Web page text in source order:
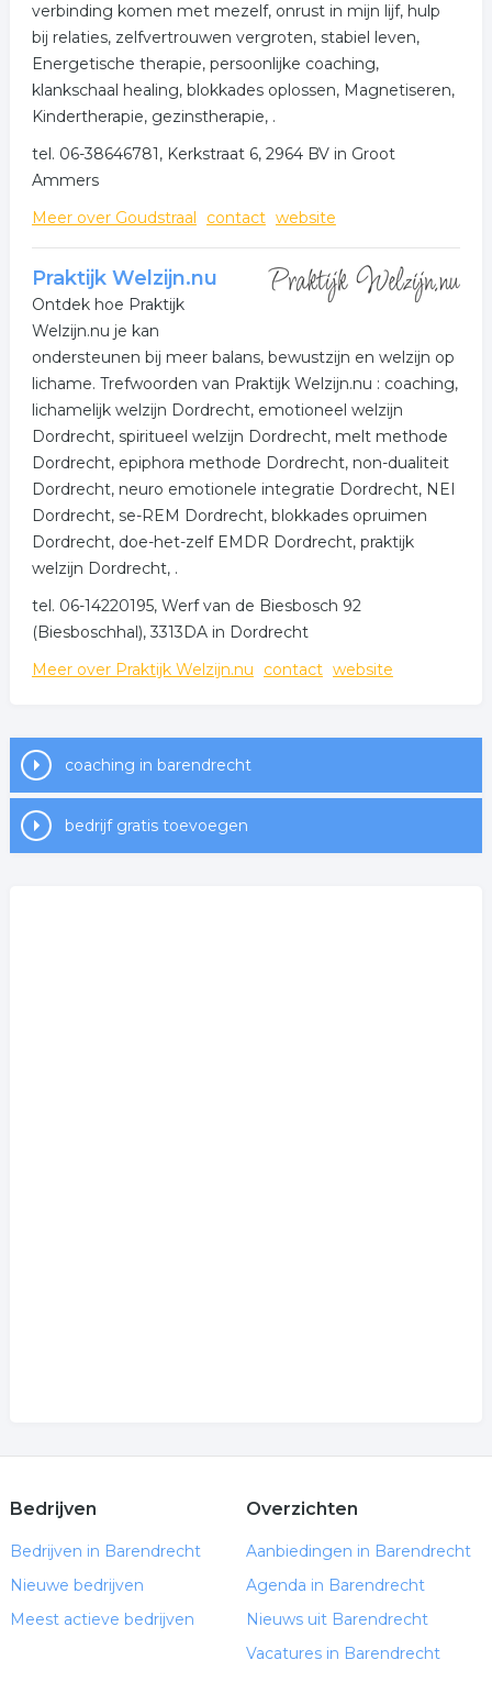
verbinding komen met mezelf, onrust in mijn lijf, hulp
bij relaties, zelfvertrouwen vergroten, stabiel leven,
Energetische therapie, persoonlijke coaching,
klankschaal healing, blokkades oplossen, Magnetiseren,
Kindertherapie, gezinstherapie, .
tel. 06-38646781, Kerkstraat 6, 2964 BV in Groot
Ammers
Meer over Goudstraal
contact website
Praktijk Welzijn.nu
Ontdek hoe Praktijk
Welzijn.nu je kan
ondersteunen bij meer balans, bewustzijn en welzijn op
lichame. Trefwoorden van Praktijk Welzijn.nu : coaching,
lichamelijk welzijn Dordrecht, emotioneel welzijn
Dordrecht, spiritueel welzijn Dordrecht, melt methode
Dordrecht, epiphora methode Dordrecht, non-dualiteit
Dordrecht, neuro emotionele integratie Dordrecht, NEI
Dordrecht, se-REM Dordrecht, blokkades opruimen
Dordrecht, doe-het-zelf EMDR Dordrecht, praktijk
welzijn Dordrecht, .
tel. 06-14220195, Werf van de Biesbosch 92
(Biesboschhal), 3313DA in Dordrecht
Meer over Praktijk Welzijn.nu
contact website
coaching in barendrecht
bedrijf gratis toevoegen
Bedrijven
Bedrijven in Barendrecht
Nieuwe bedrijven
Meest actieve bedrijven
Overzichten
Aanbiedingen in Barendrecht
Agenda in Barendrecht
Nieuws uit Barendrecht
Vacatures in Barendrecht